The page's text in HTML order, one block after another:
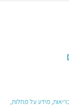
מידע על מחלות,